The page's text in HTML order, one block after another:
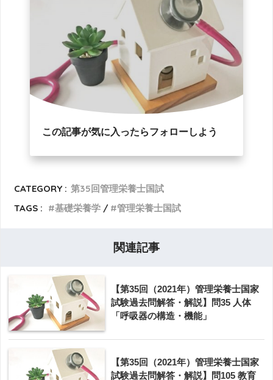
この記事が気に入ったらフォローしよう
CATEGORY : 第35回管理栄養士国試
TAGS :
基礎栄養学 管理栄養士国試
関連記事
【第35回（2021年）管理栄養士国家
試験過去問解答・解説】問35 人体
「呼吸器の構造・機能」
【第35回（2021年）管理栄養士国家
試験過去問解答・解説】問105 教育